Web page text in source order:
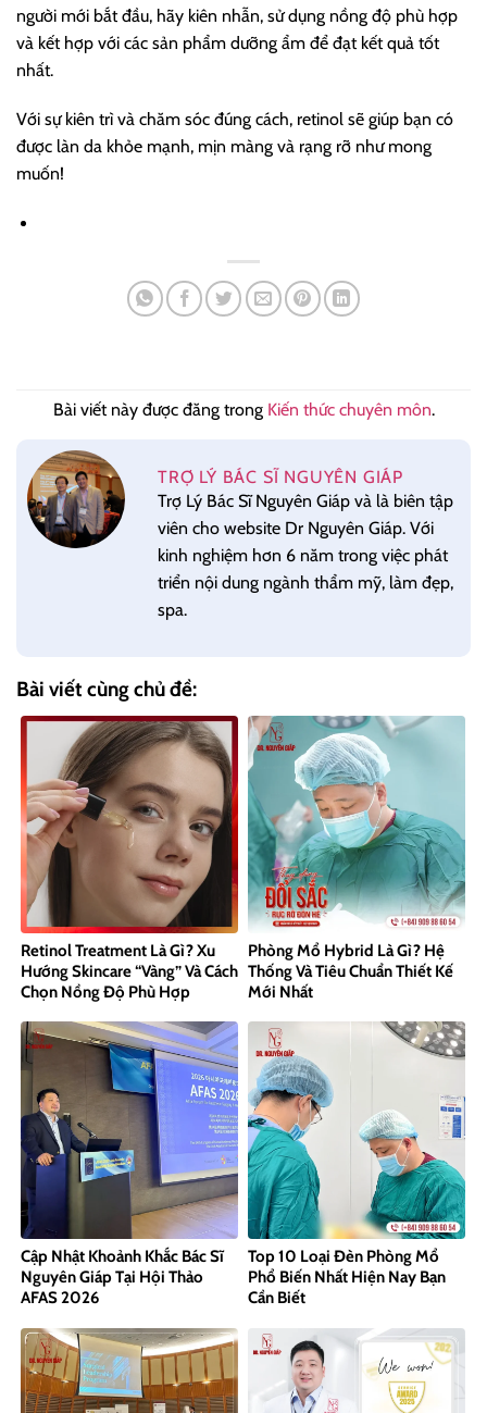
người mới bắt đầu, hãy kiên nhẫn, sử dụng nồng độ phù hợp
và kết hợp với các sản phẩm dưỡng ẩm để đạt kết quả tốt
nhất.
Với sự kiên trì và chăm sóc đúng cách, retinol sẽ giúp bạn có
được làn da khỏe mạnh, mịn màng và rạng rỡ như mong
muốn!
Bài viết này được đăng trong Kiến thức chuyên môn.
TRỢ LÝ BÁC SĨ NGUYÊN GIÁP
Trợ Lý Bác Sĩ Nguyên Giáp và là biên tập
viên cho website Dr Nguyên Giáp. Với
kinh nghiệm hơn 6 năm trong việc phát
triển nội dung ngành thẩm mỹ, làm đẹp,
spa.
Bài viết cùng chủ đề:
Retinol Treatment Là Gì? Xu
Hướng Skincare “Vàng” Và Cách
Chọn Nồng Độ Phù Hợp
Phòng Mổ Hybrid Là Gì? Hệ
Thống Và Tiêu Chuẩn Thiết Kế
Mới Nhất
Cập Nhật Khoảnh Khắc Bác Sĩ
Nguyên Giáp Tại Hội Thảo
AFAS 2026
Top 10 Loại Đèn Phòng Mổ
Phổ Biến Nhất Hiện Nay Bạn
Cần Biết